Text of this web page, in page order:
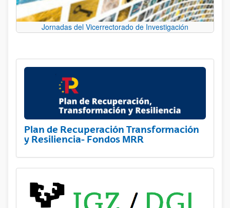
Jornadas del Vicerrectorado de Investigación
Plan de Recuperación Transformación
y Resiliencia- Fondos MRR